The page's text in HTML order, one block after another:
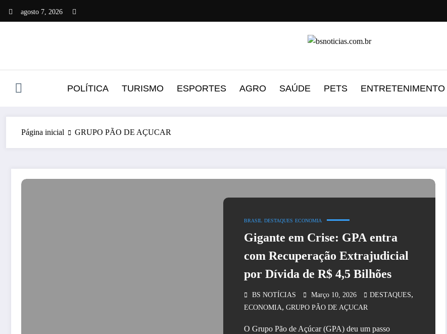
agosto 7, 2026
POLÍTICA TURISMO ESPORTES AGRO SAÚDE PETS ENTRETENIMENTO
Página inicial GRUPO PÃO DE AÇUCAR
BRASIL DESTAQUES ECONOMIA
Gigante em Crise: GPA entra
com Recuperação Extrajudicial
por Dívida de R$ 4,5 Bilhões
BS NOTÍCIAS Março 10, 2026 DESTAQUES,
ECONOMIA, GRUPO PÃO DE AÇUCAR
O Grupo Pão de Açúcar (GPA) deu um passo